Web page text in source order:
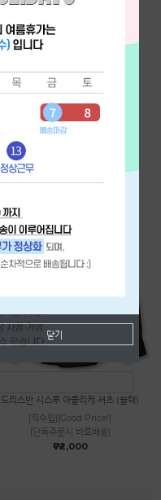
(특가) 플라워 레이스 튜닉-T
[직수입][Good Price!]
[단독주문시 바로배송]
₩49,000
드리스반 시스루 아플리케 셔츠 (블랙)
[직수입][Good Price!]
[단독주문시 바로배송]
₩72,000
닫기